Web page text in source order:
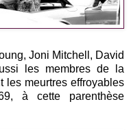
Joni Mitchell, David
les membres de la
les meurtres effroyables
à cette parenthèse